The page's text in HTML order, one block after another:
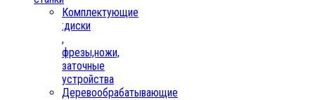
Комплектующие
:диски
,
фрезы,ножи,
заточные
устройства
Деревообрабатывающие